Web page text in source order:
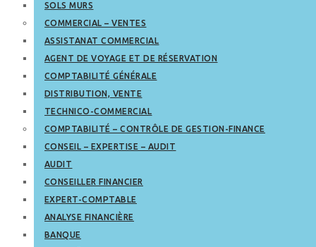
SOLS MURS
COMMERCIAL – VENTES
ASSISTANAT COMMERCIAL
AGENT DE VOYAGE ET DE RÉSERVATION
COMPTABILITÉ GÉNÉRALE
DISTRIBUTION, VENTE
TECHNICO-COMMERCIAL
COMPTABILITÉ – CONTRÔLE DE GESTION-FINANCE
CONSEIL – EXPERTISE – AUDIT
AUDIT
CONSEILLER FINANCIER
EXPERT-COMPTABLE
ANALYSE FINANCIÈRE
BANQUE